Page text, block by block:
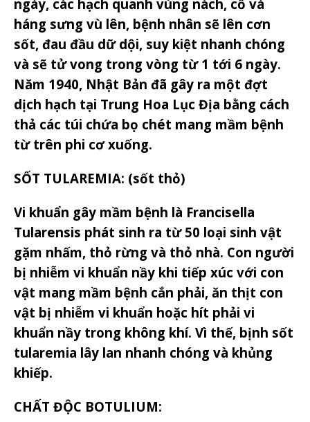
ngày, các hạch quanh vùng nách, cổ và
háng sưng vù lên, bệnh nhân sẽ lên cơn
sốt, đau đầu dữ dội, suy kiệt nhanh chóng
và sẽ tử vong trong vòng từ 1 tới 6 ngày.
Năm 1940, Nhật Bản đã gây ra một đợt
dịch hạch tại Trung Hoa Lục Địa bằng cách
thả các túi chứa bọ chét mang mầm bệnh
từ trên phi cơ xuống.
SỐT TULAREMIA: (sốt thỏ)
Vi khuẩn gây mầm bệnh là Francisella
Tularensis phát sinh ra từ 50 loại sinh vật
gặm nhấm, thỏ rừng và thỏ nhà. Con người
bị nhiễm vi khuẩn nầy khi tiếp xúc với con
vật mang mầm bệnh cắn phải, ăn thịt con
vật bị nhiễm vi khuẩn hoặc hít phải vi
khuẩn nầy trong không khí. Vì thế, bịnh sốt
tularemia lây lan nhanh chóng và khủng
khiếp.
CHẤT ĐỘC BOTULIUM: